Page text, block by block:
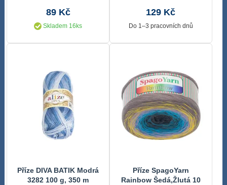
89 Kč
Skladem 16ks
129 Kč
Do 1–3 pracovních dnů
Příze DIVA BATIK Modrá
3282 100 g, 350 m
Příze SpagoYarn
Rainbow Šedá,Žlutá 10